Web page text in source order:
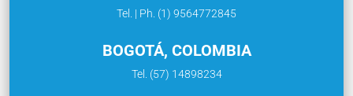
Tel. | Ph. (1) 9564772845
BOGOTÁ, COLOMBIA
Tel. (57) 14898234